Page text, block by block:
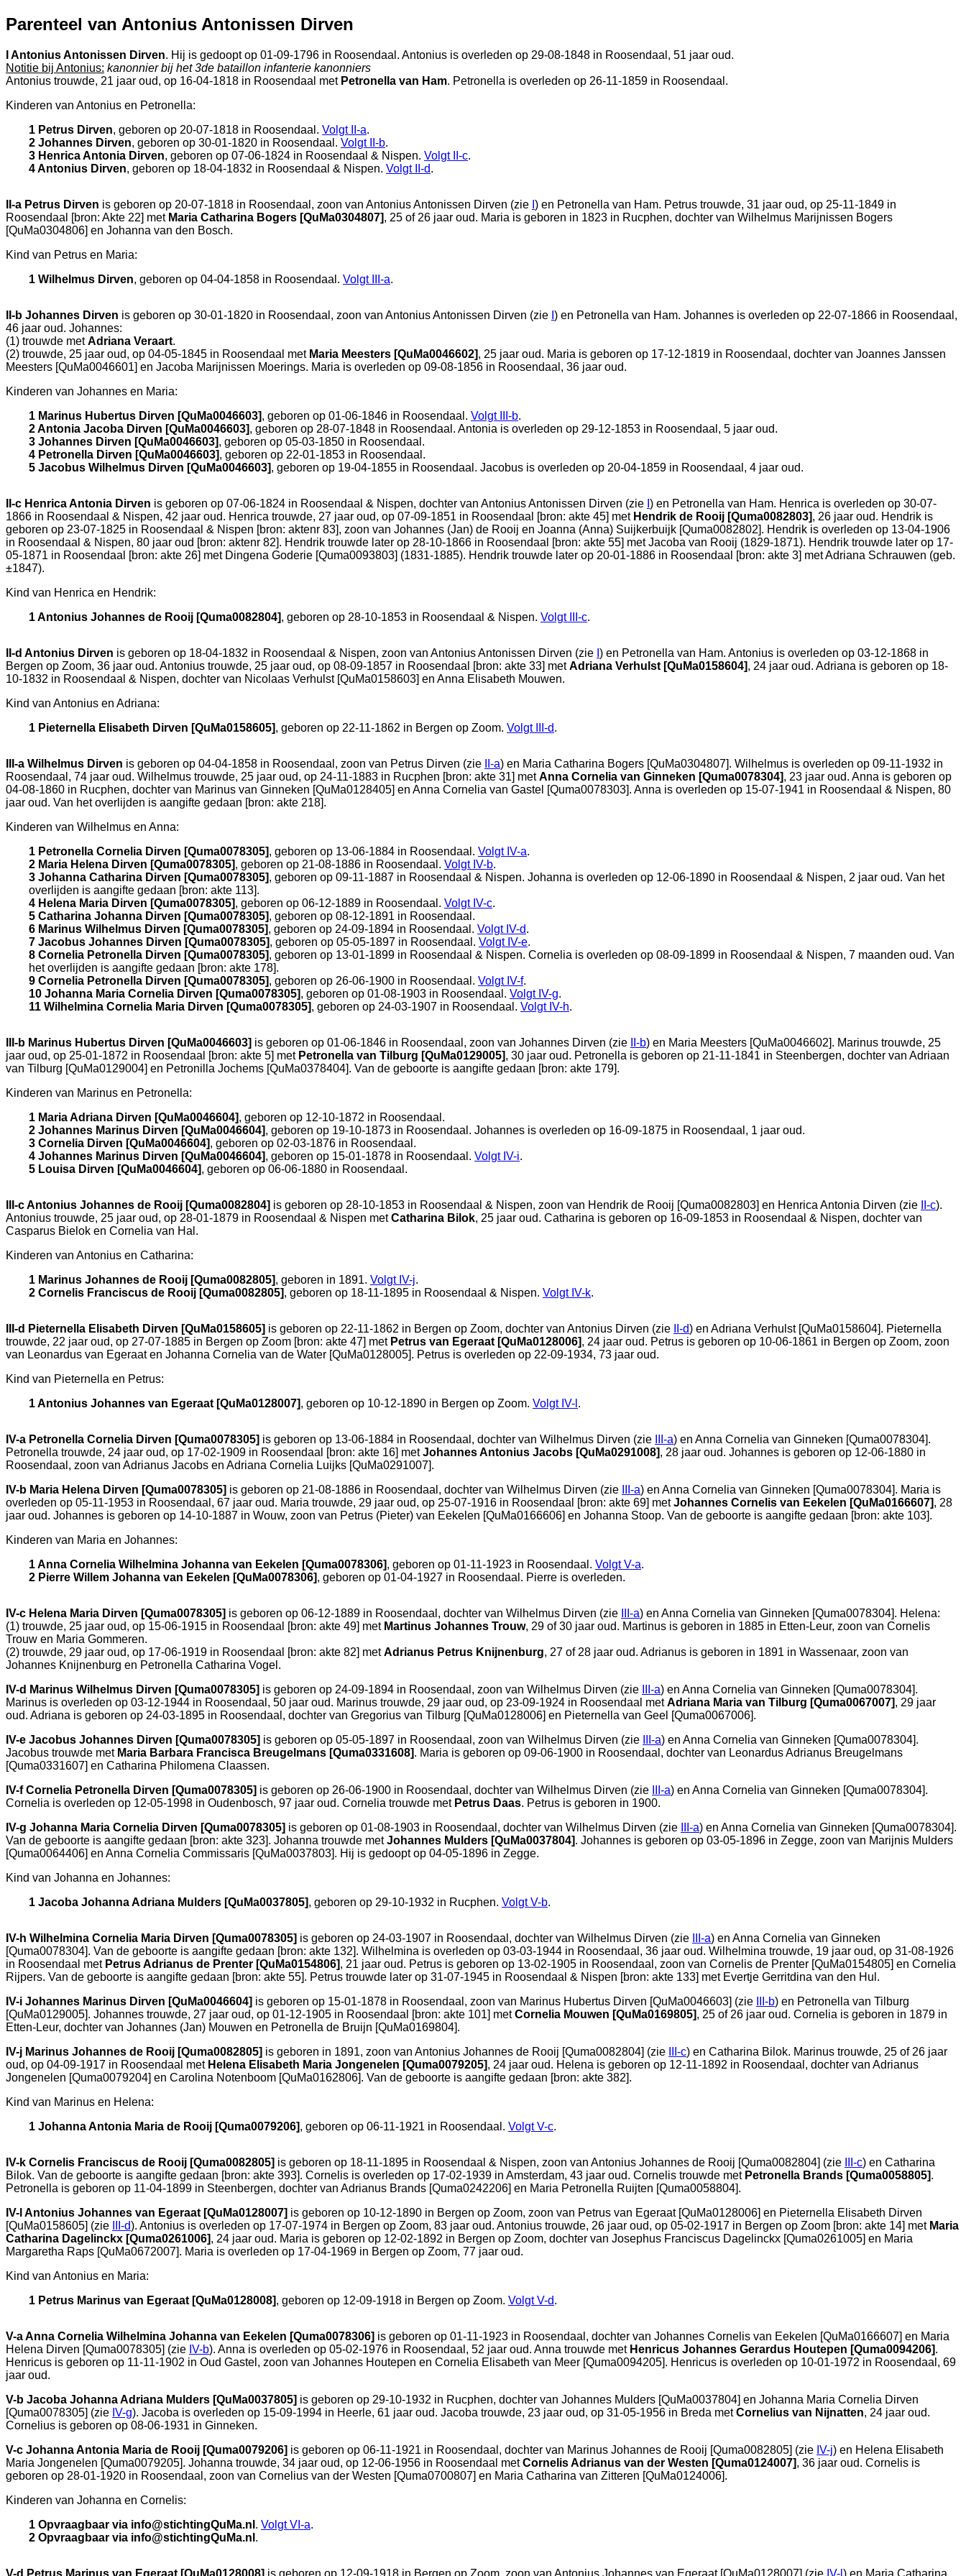
Parenteel van Antonius Antonissen Dirven
Antonius Antonissen Dirven. Hij is gedoopt op 01-09-1796 in Roosendaal . Antonius is overleden op 29-08-1848 in Roosendaal , 51 jaar oud.
Notitie bij Antonius: kanonnier bij het 3de bataillon infanterie kanonniers
Antonius trouwde, 21 jaar oud, op 16-04-1818 in Roosendaal met Petronella van Ham. Petronella is overleden op 26-11-1859 in Roosendaal .
Kinderen van Antonius en Petronella:
1 Petrus Dirven, geboren op 20-07-1818 in Roosendaal . Volgt II-a.
2 Johannes Dirven, geboren op 30-01-1820 in Roosendaal . Volgt II-b.
3 Henrica Antonia Dirven, geboren op 07-06-1824 in Roosendaal & Nispen. Volgt II-c.
4 Antonius Dirven, geboren op 18-04-1832 in Roosendaal & Nispen. Volgt II-d.
II-a Petrus Dirven is geboren op 20-07-1818 in Roosendaal , zoon van Antonius Antonissen Dirven (zie ) en Petronella van Ham. Petrus trouwde, 31 jaar oud, op 25-11-1849 in
Roosendaal
[bron: Akte 22] met Maria Catharina Bogers [QuMa0304807], 25 of 26 jaar oud. Maria is geboren in 1823 in Rucphen, dochter van Wilhelmus Marijnissen Bogers
[QuMa0304806] en Johanna van den Bosch.
Kind van Petrus en Maria:
1 Wilhelmus Dirven, geboren op 04-04-1858 in Roosendaal . Volgt III-a.
II-b Johannes Dirven is geboren op 30-01-1820 in Roosendaal , zoon van Antonius Antonissen Dirven (zie ) en Petronella van Ham. Johannes is overleden op 22-07-1866 in Roosendaal ,
46 jaar oud. Johannes:
(1) trouwde metAdriana Veraart.
(2) trouwde, 25 jaar oud, op 04-05-1845 in Roosendaal met Maria Meesters [QuMa0046602], 25 jaar oud. Maria is geboren op 17-12-1819 in Roosendaal , dochter van Joannes Janssen
Meesters [QuMa0046601] en Jacoba Marijnissen Moerings. Maria is overleden op 09-08-1856 in Roosendaal , 36 jaar oud.
Kinderen van Johannes en Maria:
1 Marinus Hubertus Dirven [QuMa0046603], geboren op 01-06-1846 in Roosendaal . Volgt III-b.
2 Antonia Jacoba Dirven [QuMa0046603], geboren op 28-07-1848 in Roosendaal . Antonia is overleden op 29-12-1853 in Roosendaal , 5 jaar oud.
3 Johannes Dirven [QuMa0046603], geboren op 05-03-1850 in Roosendaal .
4 Petronella Dirven [QuMa0046603], geboren op 22-01-1853 in Roosendaal .
5 Jacobus Wilhelmus Dirven [QuMa0046603], geboren op 19-04-1855 in Roosendaal . Jacobus is overleden op 20-04-1859 in Roosendaal , 4 jaar oud.
II-c Henrica Antonia Dirven is geboren op 07-06-1824 in Roosendaal & Nispen, dochter van Antonius Antonissen Dirven (zie ) en Petronella van Ham. Henrica is overleden op 30-07-
1866 in Roosendaal & Nispen, 42 jaar oud. Henrica trouwde, 27 jaar oud, op 07-09-1851 in Roosendaal [bron: akte 45] met Hendrik de Rooij [Quma0082803], 26 jaar oud. Hendrik is
geboren op 23-07-1825 in Roosendaal & Nispen [bron: aktenr 83], zoon van Johannes (Jan) de Rooij en Joanna (Anna) Suijkerbuijk [Quma0082802]. Hendrik is overleden op 13-04-1906
in Roosendaal & Nispen, 80 jaar oud [bron: aktenr 82]. Hendrik trouwde later op 28-10-1866 in Roosendaal [bron: akte 55] metJacoba van Rooij (1829-1871). Hendrik trouwde later op 17-
05-1871 in Roosendaal [bron: akte 26] met Dingena Goderie [Quma0093803] (1831-1885). Hendrik trouwde later op 20-01-1886 in Roosendaal [bron: akte 3] metAdriana Schrauwen (geb.
±1847).
Kind van Henrica en Hendrik:
1 Antonius Johannes de Rooij [Quma0082804], geboren op 28-10-1853 in Roosendaal & Nispen. Volgt III-c.
II-d Antonius Dirven is geboren op 18-04-1832 in Roosendaal & Nispen, zoon van Antonius Antonissen Dirven (zie ) en Petronella van Ham. Antonius is overleden op 03-12-1868 in
Bergen op Zoom, 36 jaar oud. Antonius trouwde, 25 jaar oud, op 08-09-1857 in Roosendaal [bron: akte 33] metAdriana Verhulst [QuMa0158604], 24 jaar oud. Adriana is geboren op 18-
10-1832 in Roosendaal & Nispen, dochter van Nicolaas Verhulst [QuMa0158603] en Anna Elisabeth Mouwen.
Kind van Antonius en Adriana:
1 Pieternella Elisabeth Dirven [QuMa0158605], geboren op 22-11-1862 in Bergen op Zoom. Volgt III-d.
III-a Wilhelmus Dirven is geboren op 04-04-1858 in Roosendaal , zoon van Petrus Dirven (zie II-a) en Maria Catharina Bogers [QuMa0304807]. Wilhelmus is overleden op 09-11-1932 in
Roosendaal , 74 jaar oud. Wilhelmus trouwde, 25 jaar oud, op 24-11-1883 in Rucphen [bron: akte 31] metAnna Cornelia van Ginneken [Quma0078304], 23 jaar oud. Anna is geboren op
04-08-1860 in Rucphen, dochter van Marinus van Ginneken [QuMa0128405] en Anna Cornelia van Gastel [Quma0078303]. Anna is overleden op 15-07-1941 in Roosendaal & Nispen, 80
jaar oud. Van het overlijden is aangifte gedaan [bron: akte 218].
Kinderen van Wilhelmus en Anna:
1 Petronella Cornelia Dirven [Quma0078305], geboren op 13-06-1884 in Roosendaal . Volgt IV-a.
2 Maria Helena Dirven [Quma0078305], geboren op 21-08-1886 in Roosendaal . Volgt IV-b.
3 Johanna Catharina Dirven [Quma0078305], geboren op 09-11-1887 in Roosendaal & Nispen. Johanna is overleden op 12-06-1890 in Roosendaal & Nispen, 2 jaar oud. Van het
overlijden is aangifte gedaan [bron: akte 113].
4 Helena Maria Dirven [Quma0078305], geboren op 06-12-1889 in Roosendaal . Volgt IV-c.
5 Catharina Johanna Dirven [Quma0078305], geboren op 08-12-1891 in Roosendaal .
6 Marinus Wilhelmus Dirven [Quma0078305], geboren op 24-09-1894 in Roosendaal . Volgt IV-d.
7 Jacobus Johannes Dirven [Quma0078305], geboren op 05-05-1897 in Roosendaal . Volgt IV-e.
8 Cornelia Petronella Dirven [Quma0078305], geboren op 13-01-1899 in Roosendaal & Nispen. Cornelia is overleden op 08-09-1899 in Roosendaal & Nispen, 7 maanden oud. Van
het overlijden is aangifte gedaan [bron: akte 178].
9 Cornelia Petronella Dirven [Quma0078305], geboren op 26-06-1900 in Roosendaal . Volgt IV-f.
10 Johanna Maria Cornelia Dirven [Quma0078305], geboren op 01-08-1903 in Roosendaal . Volgt IV-g.
11 Wilhelmina Cornelia Maria Dirven [Quma0078305], geboren op 24-03-1907 in Roosendaal . Volgt IV-h.
III-b Marinus Hubertus Dirven [QuMa0046603] is geboren op 01-06-1846 in Roosendaal , zoon van Johannes Dirven (zie II-b) en Maria Meesters [QuMa0046602]. Marinus trouwde, 25
jaar oud, op 25-01-1872 in Roosendaal [bron: akte 5] met Petronella van Tilburg [QuMa0129005], 30 jaar oud. Petronella is geboren op 21-11-1841 in Steenbergen, dochter van Adriaan
van Tilburg [QuMa0129004] en Petronilla Jochems [QuMa0378404]. Van de geboorte is aangifte gedaan [bron: akte 179].
Kinderen van Marinus en Petronella:
1 Maria Adriana Dirven [QuMa0046604], geboren op 12-10-1872 in Roosendaal .
2 Johannes Marinus Dirven [QuMa0046604], geboren op 19-10-1873 in Roosendaal . Johannes is overleden op 16-09-1875 in Roosendaal , 1 jaar oud.
3 Cornelia Dirven [QuMa0046604], geboren op 02-03-1876 in Roosendaal .
4 Johannes Marinus Dirven [QuMa0046604], geboren op 15-01-1878 in Roosendaal . Volgt IV-i.
5 Louisa Dirven [QuMa0046604], geboren op 06-06-1880 in Roosendaal .
III-cAntonius Johannes de Rooij [Quma0082804] is geboren op 28-10-1853 in Roosendaal & Nispen, zoon van Hendrik de Rooij [Quma0082803] en Henrica Antonia Dirven (zie II-c).
Antonius trouwde, 25 jaar oud, op 28-01-1879 in Roosendaal & Nispen metCatharina Bilok, 25 jaar oud. Catharina is geboren op 16-09-1853 in Roosendaal & Nispen, dochter van
Casparus Bielok en Cornelia van Hal.
Kinderen van Antonius en Catharina:
1 Marinus Johannes de Rooij [Quma0082805], geboren in 1891. Volgt IV-j.
2 Cornelis Franciscus de Rooij [Quma0082805], geboren op 18-11-1895 in Roosendaal & Nispen. Volgt IV-k.
III-d Pieternella Elisabeth Dirven [QuMa0158605] is geboren op 22-11-1862 in Bergen op Zoom, dochter van Antonius Dirven (zie II-d) en Adriana Verhulst [QuMa0158604]. Pieternella
trouwde, 22 jaar oud, op 27-07-1885 in Bergen op Zoom [bron: akte 47] met Petrus van Egeraat [QuMa0128006], 24 jaar oud. Petrus is geboren op 10-06-1861 in Bergen op Zoom, zoon
van Leonardus van Egeraat en Johanna Cornelia van de Water [QuMa0128005]. Petrus is overleden op 22-09-1934, 73 jaar oud.
Kind van Pieternella en Petrus:
1 Antonius Johannes van Egeraat [QuMa0128007], geboren op 10-12-1890 in Bergen op Zoom. Volgt IV-l .
IV-a Petronella Cornelia Dirven [Quma0078305] is geboren op 13-06-1884 in Roosendaal , dochter van Wilhelmus Dirven (zie III-a) en Anna Cornelia van Ginneken [Quma0078304].
Petronella trouwde, 24 jaar oud, op 17-02-1909 in Roosendaal [bron: akte 16] metJohannes Antonius Jacobs [QuMa0291008], 28 jaar oud. Johannes is geboren op 12-06-1880 in
Roosendaal , zoon van Adrianus Jacobs en Adriana Cornelia Luijks [QuMa0291007].
IV-b Maria Helena Dirven [Quma0078305] is geboren op 21-08-1886 in Roosendaal , dochter van Wilhelmus Dirven (zie III-a) en Anna Cornelia van Ginneken [Quma0078304]. Maria is
overleden op 05-11-1953 in Roosendaal , 67 jaar oud. Maria trouwde, 29 jaar oud, op 25-07-1916 in Roosendaal [bron: akte 69] metJohannes Cornelis van Eekelen [QuMa0166607], 28
jaar oud. Johannes is geboren op 14-10-1887 in Wouw, zoon van Petrus (Pieter) van Eekelen [QuMa0166606] en Johanna Stoop. Van de geboorte is aangifte gedaan [bron: akte 103].
Kinderen van Maria en Johannes:
1 Anna Cornelia Wilhelmina Johanna van Eekelen [Quma0078306], geboren op 01-11-1923 in Roosendaal . VolgtV-a.
2 Pierre Willem Johanna van Eekelen [QuMa0078306], geboren op 01-04-1927 in Roosendaal . Pierre is overleden.
IV-c Helena Maria Dirven [Quma0078305] is geboren op 06-12-1889 in Roosendaal , dochter van Wilhelmus Dirven (zie III-a) en Anna Cornelia van Ginneken [Quma0078304]. Helena:
(1) trouwde, 25 jaar oud, op 15-06-1915 in Roosendaal [bron: akte 49] met Martinus Johannes Trouw, 29 of 30 jaar oud. Martinus is geboren in 1885 in Etten-Leur, zoon van Cornelis
Trouw en Maria Gommeren.
(2) trouwde, 29 jaar oud, op 17-06-1919 in Roosendaal [bron: akte 82] metAdrianus Petrus Knijnenburg, 27 of 28 jaar oud. Adrianus is geboren in 1891 in Wassenaar, zoon van
Johannes Knijnenburg en Petronella Catharina Vogel.
IV-d Marinus Wilhelmus Dirven [Quma0078305] is geboren op 24-09-1894 in Roosendaal , zoon van Wilhelmus Dirven (zie III-a) en Anna Cornelia van Ginneken [Quma0078304].
Marinus is overleden op 03-12-1944 in Roosendaal , 50 jaar oud. Marinus trouwde, 29 jaar oud, op 23-09-1924 in Roosendaal metAdriana Maria van Tilburg [Quma0067007], 29 jaar
oud. Adriana is geboren op 24-03-1895 in Roosendaal , dochter van Gregorius van Tilburg [QuMa0128006] en Pieternella van Geel [Quma0067006].
IV-e Jacobus Johannes Dirven [Quma0078305] is geboren op 05-05-1897 in Roosendaal , zoon van Wilhelmus Dirven (zie III-a) en Anna Cornelia van Ginneken [Quma0078304].
Jacobus trouwde met Maria Barbara Francisca Breugelmans [Quma0331608]. Maria is geboren op 09-06-1900 in Roosendaal , dochter van Leonardus Adrianus Breugelmans
[Quma0331607] en Catharina Philomena Claassen.
IV-fCornelia Petronella Dirven [Quma0078305] is geboren op 26-06-1900 in Roosendaal , dochter van Wilhelmus Dirven (zie III-a) en Anna Cornelia van Ginneken [Quma0078304].
Cornelia is overleden op 12-05-1998 in Oudenbosch, 97 jaar oud. Cornelia trouwde met Petrus Daas. Petrus is geboren in 1900.
IV-g Johanna Maria Cornelia Dirven [Quma0078305] is geboren op 01-08-1903 in Roosendaal , dochter van Wilhelmus Dirven (zie III-a) en Anna Cornelia van Ginneken [Quma0078304].
Van de geboorte is aangifte gedaan [bron: akte 323]. Johanna trouwde metJohannes Mulders [QuMa0037804]. Johannes is geboren op 03-05-1896 in Zegge, zoon van Marijnis Mulders
[Quma0064406] en Anna Cornelia Commissaris [QuMa0037803]. Hij is gedoopt op 04-05-1896 in Zegge.
Kind van Johanna en Johannes:
1 Jacoba Johanna Adriana Mulders [QuMa0037805], geboren op 29-10-1932 in Rucphen. VolgtV-b.
IV-h Wilhelmina Cornelia Maria Dirven [Quma0078305] is geboren op 24-03-1907 in Roosendaal , dochter van Wilhelmus Dirven (zie III-a) en Anna Cornelia van Ginneken
[Quma0078304]. Van de geboorte is aangifte gedaan [bron: akte 132]. Wilhelmina is overleden op 03-03-1944 in Roosendaal , 36 jaar oud. Wilhelmina trouwde, 19 jaar oud, op 31-08-1926
in Roosendaal met Petrus Adrianus de Prenter [QuMa0154806], 21 jaar oud. Petrus is geboren op 13-02-1905 in Roosendaal , zoon van Cornelis de Prenter [QuMa0154805] en Cornelia
Rijpers. Van de geboorte is aangifte gedaan [bron: akte 55]. Petrus trouwde later op 31-07-1945 in Roosendaal & Nispen [bron: akte 133] met Evertje Gerritdina van den Hul.
IV-i Johannes Marinus Dirven [QuMa0046604] is geboren op 15-01-1878 in Roosendaal , zoon van Marinus Hubertus Dirven [QuMa0046603] (zie III-b) en Petronella van Tilburg
[QuMa0129005]. Johannes trouwde, 27 jaar oud, op 01-12-1905 in Roosendaal [bron: akte 101] metCornelia Mouwen [QuMa0169805], 25 of 26 jaar oud. Cornelia is geboren in 1879 in
Etten-Leur, dochter van Johannes (Jan) Mouwen en Petronella de Bruijn [QuMa0169804].
IV-j Marinus Johannes de Rooij [Quma0082805] is geboren in 1891, zoon van Antonius Johannes de Rooij [Quma0082804] (zie III-c) en Catharina Bilok. Marinus trouwde, 25 of 26 jaar
oud, op 04-09-1917 in Roosendaal met Helena Elisabeth Maria Jongenelen [Quma0079205], 24 jaar oud. Helena is geboren op 12-11-1892 in Roosendaal , dochter van Adrianus
Jongenelen [Quma0079204] en Carolina Notenboom [QuMa0162806]. Van de geboorte is aangifte gedaan [bron: akte 382].
Kind van Marinus en Helena:
1 Johanna Antonia Maria de Rooij [Quma0079206], geboren op 06-11-1921 in Roosendaal . VolgtV-c.
IV-k Cornelis Franciscus de Rooij [Quma0082805] is geboren op 18-11-1895 in Roosendaal & Nispen, zoon van Antonius Johannes de Rooij [Quma0082804] (zie III-c) en Catharina
Bilok. Van de geboorte is aangifte gedaan [bron: akte 393]. Cornelis is overleden op 17-02-1939 in Amsterdam, 43 jaar oud. Cornelis trouwde met Petronella Brands [Quma0058805].
Petronella is geboren op 11-04-1899 in Steenbergen, dochter van Adrianus Brands [Quma0242206] en Maria Petronella Ruijten [Quma0058804].
IV-l Antonius Johannes van Egeraat [QuMa0128007] is geboren op 10-12-1890 in Bergen op Zoom, zoon van Petrus van Egeraat [QuMa0128006] en Pieternella Elisabeth Dirven
[QuMa0158605] (zie
III-d). Antonius is overleden op 17-07-1974 in Bergen op Zoom, 83 jaar oud. Antonius trouwde, 26 jaar oud, op 05-02-1917 in Bergen op Zoom [bron: akte 14] met Maria
Catharina Dagelinckx [Quma0261006], 24 jaar oud. Maria is geboren op 12-02-1892 in Bergen op Zoom, dochter van Josephus Franciscus Dagelinckx [Quma0261005] en Maria
Margaretha Raps [QuMa0672007]. Maria is overleden op 17-04-1969 in Bergen op Zoom, 77 jaar oud.
Kind van Antonius en Maria:
1 Petrus Marinus van Egeraat [QuMa0128008], geboren op 12-09-1918 in Bergen op Zoom. VolgtV-d.
V-aAnna Cornelia Wilhelmina Johanna van Eekelen [Quma0078306] is geboren op 01-11-1923 in Roosendaal , dochter van Johannes Cornelis van Eekelen [QuMa0166607] en Maria
Helena Dirven [Quma0078305] (zie IV-b). Anna is overleden op 05-02-1976 in Roosendaal , 52 jaar oud. Anna trouwde met Henricus Johannes Gerardus Houtepen [Quma0094206].
Henricus is geboren op 11-11-1902 in Oud Gastel , zoon van Johannes Houtepen en Cornelia Elisabeth van Meer [Quma0094205]. Henricus is overleden op 10-01-1972 in Roosendaal , 69
jaar oud.
V-b Jacoba Johanna Adriana Mulders [QuMa0037805] is geboren op 29-10-1932 in Rucphen, dochter van Johannes Mulders [QuMa0037804] en Johanna Maria Cornelia Dirven
[Quma0078305] (zie IV-g). Jacoba is overleden op 15-09-1994 in Heerle, 61 jaar oud. Jacoba trouwde, 23 jaar oud, op 31-05-1956 in Breda metCornelius van Nijnatten, 24 jaar oud.
Cornelius is geboren op 08-06-1931 in Ginneken.
V-c Johanna Antonia Maria de Rooij [Quma0079206] is geboren op 06-11-1921 in Roosendaal , dochter van Marinus Johannes de Rooij [Quma0082805] (zie IV-j) en Helena Elisabeth
Maria Jongenelen [Quma0079205]. Johanna trouwde, 34 jaar oud, op 12-06-1956 in Roosendaal metCornelis Adrianus van der Westen [Quma0124007], 36 jaar oud. Cornelis is
geboren op 28-01-1920 in Roosendaal , zoon van Cornelius van der Westen [Quma0700807] en Maria Catharina van Zitteren [QuMa0124006].
Kinderen van Johanna en Cornelis:
1 Opvraagbaar via info@stichtingQuMa.nl . VolgtVI-a.
2 Opvraagbaar via info@stichtingQuMa.nl .
V-d Petrus Marinus van Egeraat [QuMa0128008] is geboren op 12-09-1918 in Bergen op Zoom , zoon van Antonius Johannes van Egeraat [QuMa0128007] (zie IV-l ) en Maria Catharina